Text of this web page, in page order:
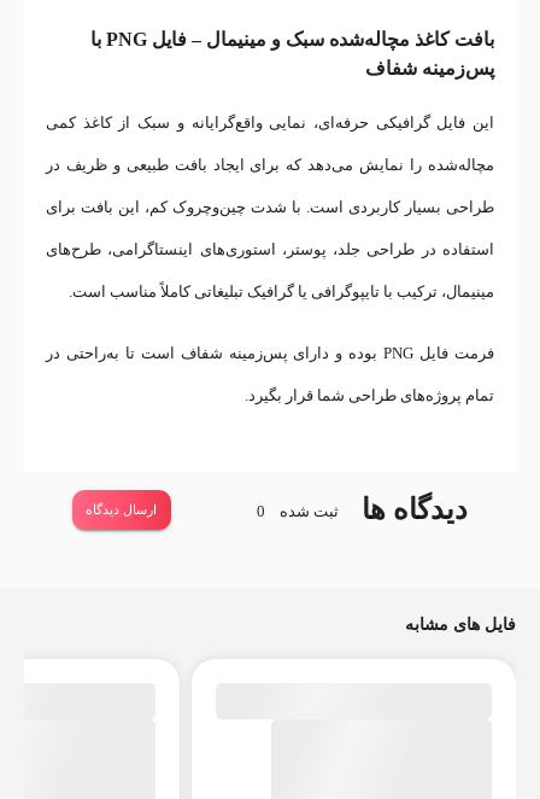
بافت کاغذ مچاله‌شده سبک و مینیمال – فایل PNG با
پس‌زمینه شفاف
این فایل گرافیکی حرفه‌ای، نمایی واقع‌گرایانه و سبک از کاغذ کمی
مچاله‌شده را نمایش می‌دهد که برای ایجاد بافت طبیعی و ظریف در
طراحی بسیار کاربردی است. با شدت چین‌وچروک کم، این بافت برای
استفاده در طراحی جلد، پوستر، استوری‌های اینستاگرامی، طرح‌های
مینیمال، ترکیب با تایپوگرافی یا گرافیک تبلیغاتی کاملاً مناسب است.
فرمت فایل PNG بوده و دارای پس‌زمینه شفاف است تا به‌راحتی در
تمام پروژه‌های طراحی شما قرار بگیرد.
دیدگاه ها ثبت شده 0 ارسال دیدگاه
فایل های مشابه